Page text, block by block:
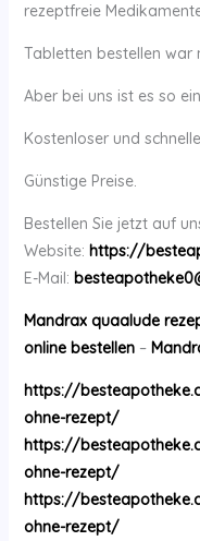
rezeptfreie
Tabletten bestellen war
Aber bei uns ist es so
Kostenloser und
Günstige Preise.
Bestellen Sie jetzt auf
Website: https://
E-Mail:
Mandrax quaalude
online bestellen–
https://
ohne-rezept/
https://
ohne-rezept/
https://
ohne-rezept/